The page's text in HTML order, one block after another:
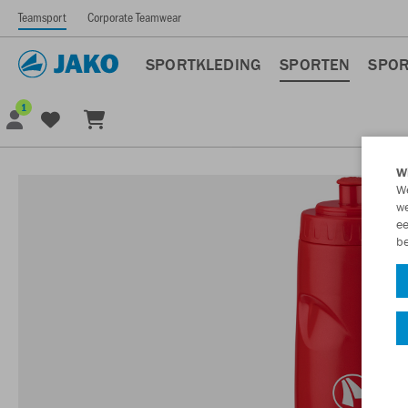
Teamsport Corporate Teamwear
SPORTKLEDING SPORTEN
1